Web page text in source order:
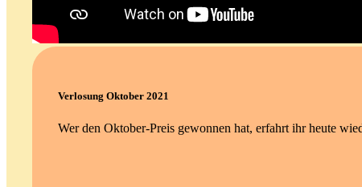
Verlosung Oktober 2021
Wer den Oktober-Preis gewonnen hat, erfahrt ihr heute